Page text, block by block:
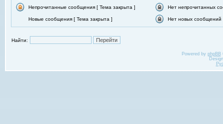
Непрочитанные сообщения [ Тема закрыта ] Нет непрочитанных
Новые сообщения [ Тема закрыта ] Нет новых сообщений
Найти:
Powered by phpBB